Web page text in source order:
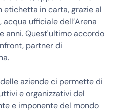
etichetta in carta, grazie al
acqua ufficiale dell’Arena
anni. Quest'ultimo accordo
partner di
aziende ci permette di
e organizzativi del
e imponente del mondo